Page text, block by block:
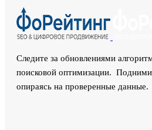
Следите за обновлениями
поисковой оптимизации.
опираясь на проверенные данные.